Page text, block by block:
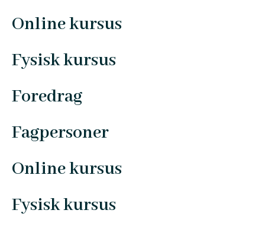
Online kursus
Fysisk kursus
Foredrag
Fagpersoner
Online kursus
Fysisk kursus